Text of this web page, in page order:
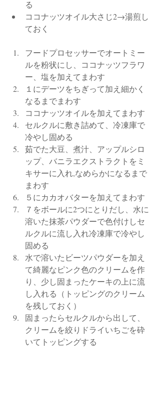
る
ココナッツオイル大さじ2→湯煎し
ておく
フードプロセッサーでオートミー
ルを粉状にし、ココナッツフラワ
ー、塩を加えてまわす
１にデーツをちぎって加え細かく
なるまでまわす
ココナッツオイルを加えてまわす
セルクルに敷き詰めて、冷凍庫で
冷やし固める
茹でた大豆、煮汁、アップルシロ
ップ、バニラエクストラクトをミ
キサーに入れ,なめらかになるまで
まわす
５にカカオバターを加えてまわす
７をボールに2つにとりだし、水に
溶いた抹茶パウダーで色付けしセ
ルクルに流し入れ冷凍庫で冷やし
固める
水で溶いたビーツパウダーを加え
て綺麗なピンク色のクリームを作
り、少し固まったケーキの上に流
し入れる（トッピングのクリーム
を残しておく）
固まったらセルクルから出して、
クリームを絞りドライいちごを砕
いてトッピングする